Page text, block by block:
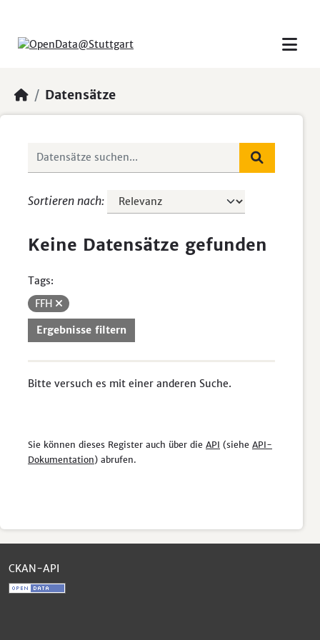
Datensätze
Sortieren nach
Keine Datensätze gefunden
Tags:
FFH
Ergebnisse filtern
Bitte versuch es mit einer anderen Suche.
Sie können dieses Register auch über die API (siehe API-
Dokumentation) abrufen.
CKAN-API